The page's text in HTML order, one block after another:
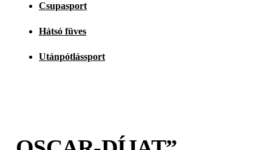
Csupasport
Hátsó füves
Utánpótlássport